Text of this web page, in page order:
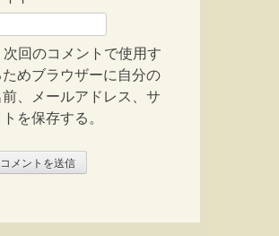
次回のコメントで使用す
ためブラウザーに自分の
、メールアドレス、サ
を保存する。